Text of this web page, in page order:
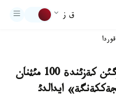
ق ز
ستاليندئك قؤعئن-سذرگئن كةزئندة 100 مئثنان
ايدالدئ